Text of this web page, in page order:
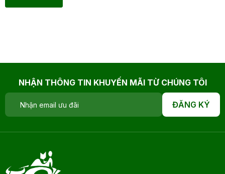
NHẬN THÔNG TIN KHUYẾN MÃI TỪ CHÚNG TÔI
ĐĂNG KÝ